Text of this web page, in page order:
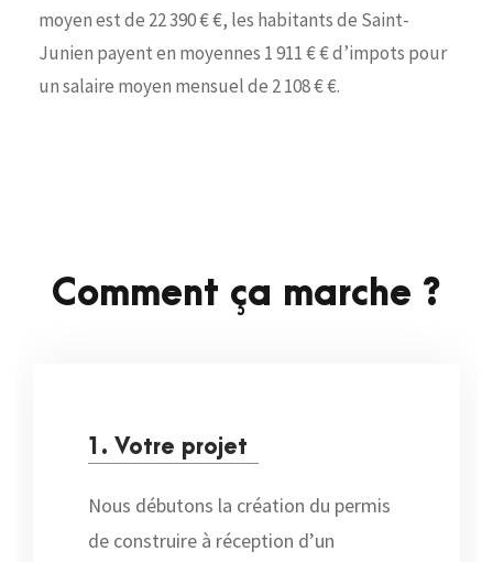
moyen est de 22 390 € €, les habitants de Saint-
Junien payent en moyennes 1 911 € € d’impots pour
un salaire moyen mensuel de 2 108 € €.
Comment ça marche ?
1. Votre projet
Nous débutons la création du permis
de construire à réception d’un